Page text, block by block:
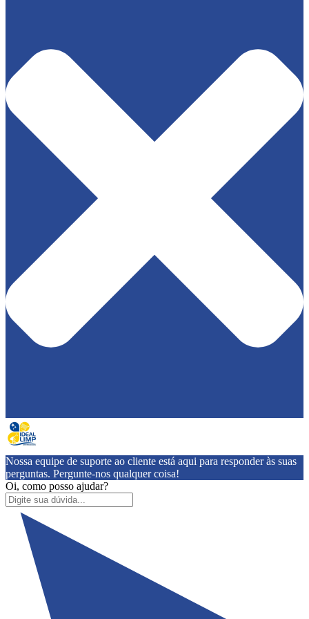
Nossa equipe de suporte ao cliente está aqui para responder às suas
perguntas. Pergunte-nos qualquer coisa!
Oi, como posso ajudar?